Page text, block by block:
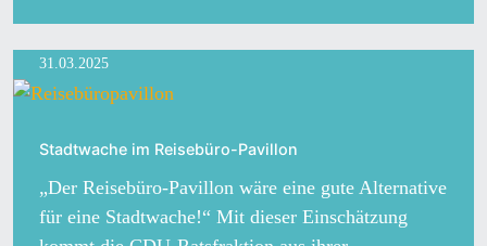
31.03.2025
Stadtwache im Reisebüro-Pavillon
„Der Reisebüro-Pavillon wäre eine gute Alternative
für eine Stadtwache!“ Mit dieser Einschätzung